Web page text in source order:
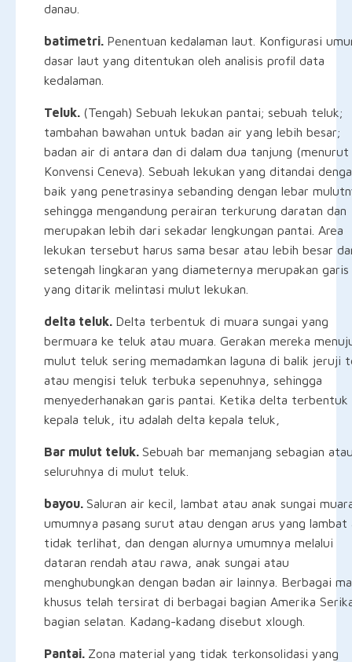
danau.
batimetri. Penentuan kedalaman laut. Konfigurasi
dasar laut yang ditentukan oleh analisis profil data
kedalaman.
Teluk. (Tengah) Sebuah lekukan pantai; sebuah teluk;
tambahan bawahan untuk badan air yang lebih besar;
badan air di antara dan di dalam dua tanjung (menurut
Konvensi Ceneva). Sebuah lekukan yang ditandai
baik yang penetrasinya sebanding dengan lebar
sehingga mengandung perairan terkurung daratan dan
merupakan lebih dari sekadar lengkungan pantai. Area
lekukan tersebut harus sama besar atau lebih besar
setengah lingkaran yang diameternya merupakan garis
yang ditarik melintasi mulut lekukan.
delta teluk. Delta terbentuk di muara sungai yang
bermuara ke teluk atau muara. Gerakan mereka
mulut teluk sering memadamkan laguna di balik jeruji
atau mengisi teluk terbuka sepenuhnya, sehingga
menyederhanakan garis pantai. Ketika delta terbentuk
kepala teluk, itu adalah delta kepala teluk,
Bar mulut teluk. Sebuah bar memanjang sebagian
seluruhnya di mulut teluk.
bayou. Saluran air kecil, lambat atau anak sungai
umumnya pasang surut atau dengan arus yang lambat
tidak terlihat, dan dengan alurnya umumnya melalui
dataran rendah atau rawa, anak sungai atau
menghubungkan dengan badan air lainnya. Berbagai
khusus telah tersirat di berbagai bagian Amerika
bagian selatan. Kadang-kadang disebut xlough.
Pantai. Zona material yang tidak terkonsolidasi yang